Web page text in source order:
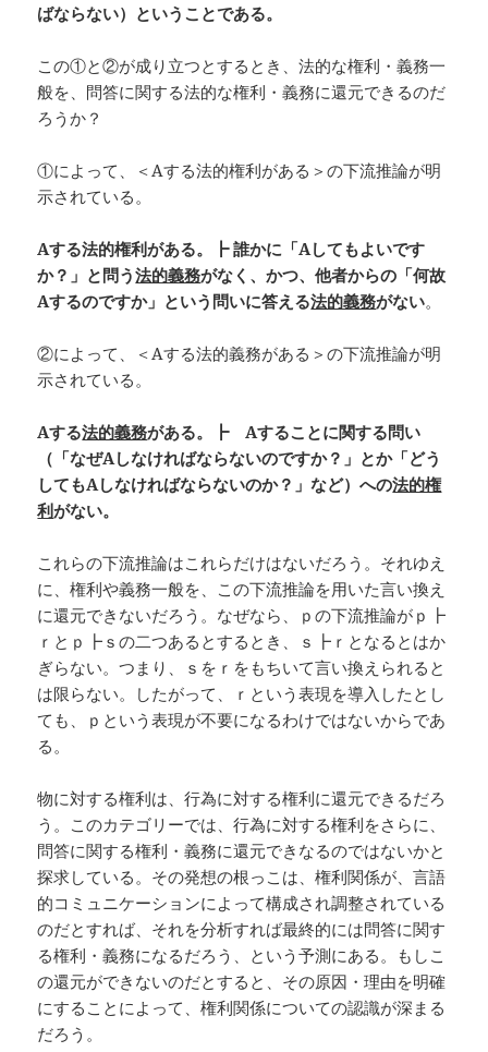
ばならない）ということである。
この①と②が成り立つとするとき、法的な権利・義務一
般を、問答に関する法的な権利・義務に還元できるのだ
ろうか？
①によって、＜Aする法的権利がある＞の下流推論が明
示されている。
Aする法的権利がある。┣誰かに「Aしてもよいです
か？」と問う法的義務がなく、かつ、他者からの「何故
Aするのですか」という問いに答える法的義務がない。
②によって、＜Aする法的義務がある＞の下流推論が明
示されている。
Aする法的義務がある。┣ Aすることに関する問い
（「なぜAしなければならないのですか？」とか「どう
してもAしなければならないのか？」など）への法的権
利がない。
これらの下流推論はこれらだけはないだろう。それゆえ
に、権利や義務一般を、この下流推論を用いた言い換え
に還元できないだろう。なぜなら、ｐの下流推論がｐ┣
ｒとｐ┣ｓの二つあるとするとき、ｓ┣ｒとなるとはか
ぎらない。つまり、ｓをｒをもちいて言い換えられると
は限らない。したがって、ｒという表現を導入したとし
ても、ｐという表現が不要になるわけではないからであ
る。
物に対する権利は、行為に対する権利に還元できるだろ
う。このカテゴリーでは、行為に対する権利をさらに、
問答に関する権利・義務に還元できなるのではないかと
探求している。その発想の根っこは、権利関係が、言語
的コミュニケーションによって構成され調整されている
のだとすれば、それを分析すれば最終的には問答に関す
る権利・義務になるだろう、という予測にある。もしこ
の還元ができないのだとすると、その原因・理由を明確
にすることによって、権利関係についての認識が深まる
だろう。